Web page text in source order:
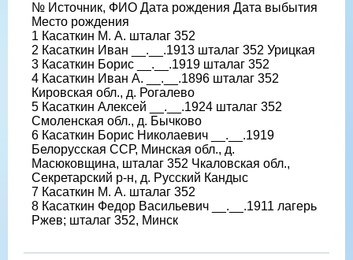
№ Источник, ФИО Дата рождения Дата выбытия
Место рождения
1 Касаткин М. А. шталаг 352
2 Касаткин Иван __.__.1913 шталаг 352 Урицкая
3 Касаткин Борис __.__.1919 шталаг 352
4 Касаткин Иван А. __.__.1896 шталаг 352
Кировская обл., д. Рогалево
5 Касаткин Алексей __.__.1924 шталаг 352
Смоленская обл., д. Бычково
6 Касаткин Борис Николаевич __.__.1919
Белорусская ССР, Минская обл., д.
Масюковщина, шталаг 352 Чкаловская обл.,
Секретарский р-н, д. Русский Кандыс
7 Касаткин М. А. шталаг 352
8 Касаткин Федор Васильевич __.__.1911 лагерь
Ржев; шталаг 352, Минск